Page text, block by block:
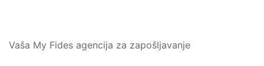
Vaša My Fides agencija za zapošljavanje